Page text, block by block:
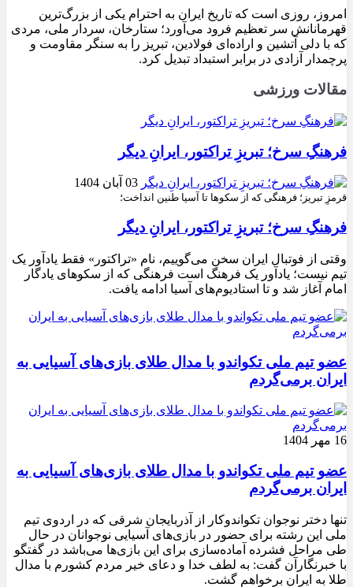
امروز، روزی است که تاریخ ایران به احترام یکی از بزرگ‌ترین
قهرمانانش سر تعظیم فرود می‌آورد؛ ستارخان، سردار ملی، مردی
که با دلی آتشین و اراده‌ای فولادین، تبریز را به سنگر مقاومت و
پرچمدار آزادی در برابر استبداد تبدیل کرد.
مقالات ورزشی
فرهنگِ سرخ؛ تبریزِ تراکتور، ایرانِ دیگر
03 آبان 1404
قرمزِ تبریز؛ فرهنگی که از سکوها تا آسیا طنین انداخت؛
فرهنگِ سرخ؛ تبریزِ تراکتور، ایرانِ دیگر
وقتی از فوتبال ایران سخن می‌گوییم، نام «تراکتور» فقط یادآور یک
تیم نیست؛ یادآور یک فرهنگ است فرهنگی که از سکوهای یادگار
امام آغاز شد و تا استادیوم‌های آسیا ادامه یافت.
عضو تیم ملی تکواندو با مدال طلای بازی‌های آسیایی به
ایران برمی‌گردم
16 مهر 1404
عضو تیم ملی تکواندو با مدال طلای بازی‌های آسیایی به
ایران برمی‌گردم
تنها دختر نوجوان تکواندوکار از آذربایجان شرقی که در اردوی تیم
ملی این رشته برای حضور در بازی‌های آسیایی نوجوانان در حال
طی مراحل فشرده آماده‌سازی برای این بازی‌ها می‌باشد در گفتگو
با خبرنگارآن گفت: به لطف خدا و دعای خیر مردم کشورم با مدال
طلا به ایران برخواهم گشت.